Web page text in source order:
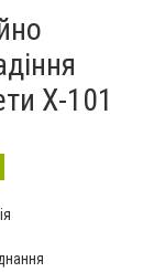
Х-101